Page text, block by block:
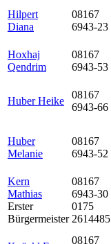
Hilpert
Diana
08167
6943-23
Hoxhaj
Qendrim
08167
6943-53
Huber Heike
08167
6943-66
Huber
Melanie
08167
6943-52
Kern
Mathias
Erster
Bürgermeister
08167
6943-30
0175
2614485
08167